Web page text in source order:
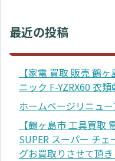
最近の投稿
【家電 買取 販売 鶴
ニック F-YZRX60 衣
ホームページリニュ
【鶴ヶ島市 工具買取
SUPER スーパー チ
グお買取りさせて頂